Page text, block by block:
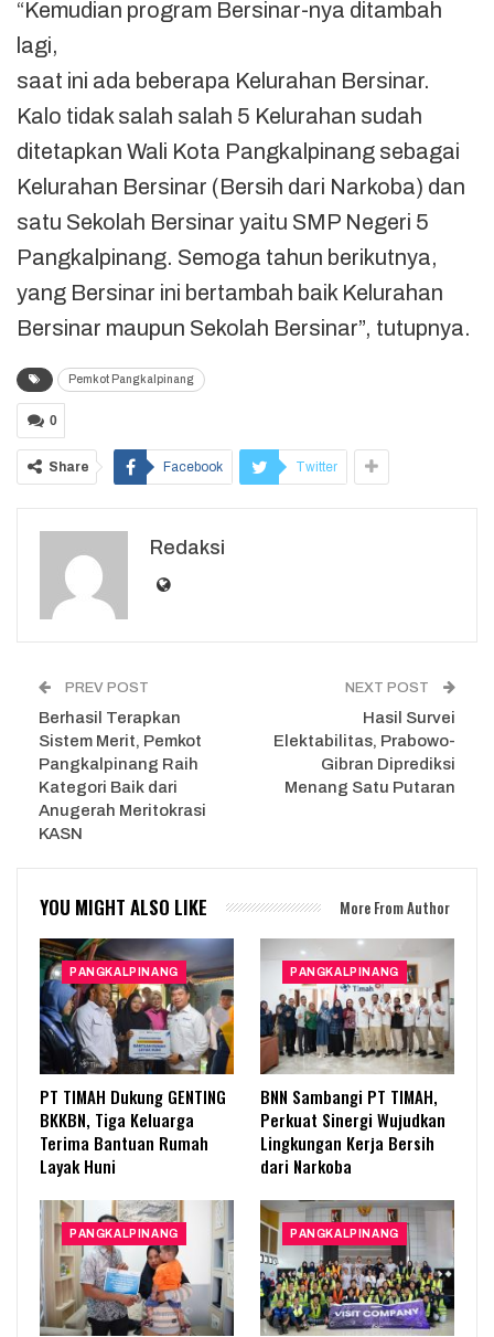
“Kemudian program Bersinar-nya ditambah
lagi,
saat ini ada beberapa Kelurahan Bersinar.
Kalo tidak salah salah 5 Kelurahan sudah
ditetapkan Wali Kota Pangkalpinang sebagai
Kelurahan Bersinar (Bersih dari Narkoba) dan
satu Sekolah Bersinar yaitu SMP Negeri 5
Pangkalpinang. Semoga tahun berikutnya,
yang Bersinar ini bertambah baik Kelurahan
Bersinar maupun Sekolah Bersinar”, tutupnya.
Pemkot Pangkalpinang
0
Share Facebook Twitter
Redaksi
PREV POST
Berhasil Terapkan
Sistem Merit, Pemkot
Pangkalpinang Raih
Kategori Baik dari
Anugerah Meritokrasi
KASN
NEXT POST
Hasil Survei
Elektabilitas, Prabowo-
Gibran Diprediksi
Menang Satu Putaran
YOU MIGHT ALSO LIKE More From Author
PANGKALPINANG
PT TIMAH Dukung GENTING
BKKBN, Tiga Keluarga
Terima Bantuan Rumah
Layak Huni
PANGKALPINANG
BNN Sambangi PT TIMAH,
Perkuat Sinergi Wujudkan
Lingkungan Kerja Bersih
dari Narkoba
PANGKALPINANG PANGKALPINANG